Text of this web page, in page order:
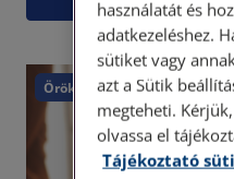
Örökség
használatát és
adatkezeléshez.
sütiket vagy
azt a Sütik
megteheti.
olvassa el
Tájékoztató